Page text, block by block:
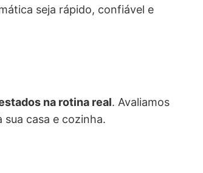
seja rápido, confiável e
na rotina real. Avaliamos
casa e cozinha.